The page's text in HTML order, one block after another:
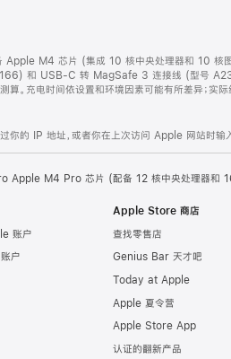
M4 芯片 (集成 10 核中央处理器和 10 核
和 USB-C 转 MagSafe 3 连接线 (型号
。充电时间依设置和环境因素可能有所差异；实际
你的 IP 地址，或者你在上次访问 Apple 网站时输
Apple M4 Pro 芯片 (配备 12 核中央处理器和
账户
户
Apple Store 商店
查找零售店
Genius Bar 天才吧
Today at Apple
Apple 夏令营
Apple Store App
认证的翻新产品